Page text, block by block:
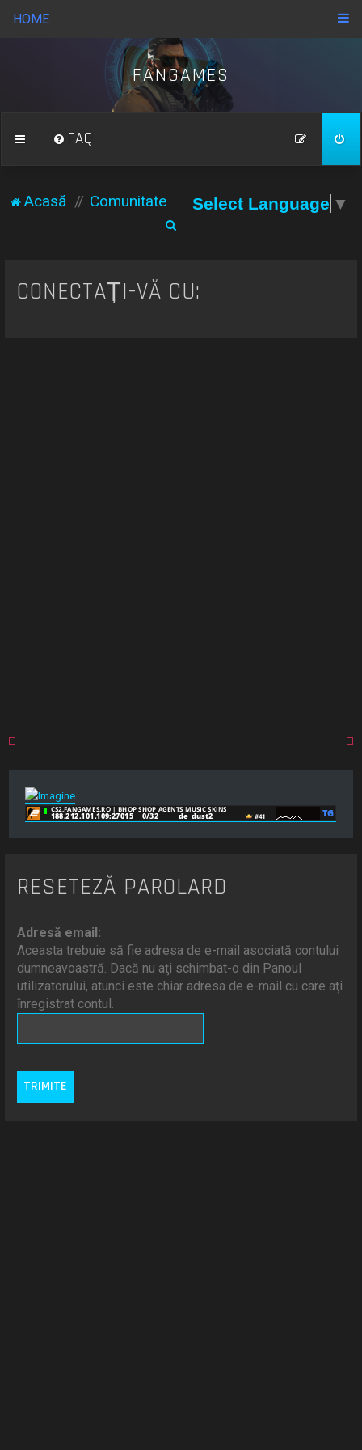
HOME
FANGAMES
FAQ
Acasă Comunitate Select Language ▼
t
CONECTAȚI-VĂ CU:
RESETEZĂ PAROLARD
Adresă email:
Aceasta trebuie să fie adresa de e-mail asociată contului
dumneavoastră. Dacă nu aţi schimbat-o din Panoul
utilizatorului, atunci este chiar adresa de e-mail cu care aţi
înregistrat contul.